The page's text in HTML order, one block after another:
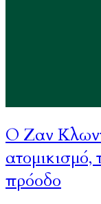
Ο Ζαν
ατομικισμό,
πρόοδο